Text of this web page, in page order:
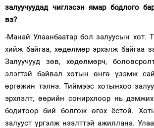
залуучуудад чиглэсэн ямар бодлого
вэ?
-Манай Улаанбаатар бол залуусын хот.
хийж байгаа, хөдөлмөр эрхэлж байгаа
Залуучууд зөв, хөдөлмөрч,
элэгтэй байвал хотын өнгө үзэмж
өргөжин тэлнэ. Тиймээс хотынхоо
эрхлэлт, өөрийн сонирхлоор нь
бодитоор бий болгож өгөх ёстой.
залууст үргэлж нээлттэй ажиллана.